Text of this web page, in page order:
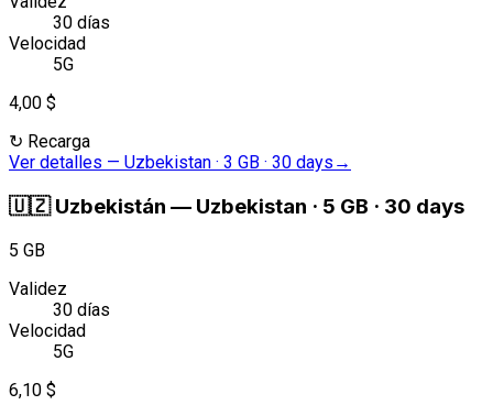
30 días
Velocidad
5G
4,00 $
↻ Recarga
Ver detalles — Uzbekistan · 3 GB · 30 days →
🇺🇿 Uzbekistán — Uzbekistan · 5 GB · 30 days
5 GB
Validez
30 días
Velocidad
5G
6,10 $